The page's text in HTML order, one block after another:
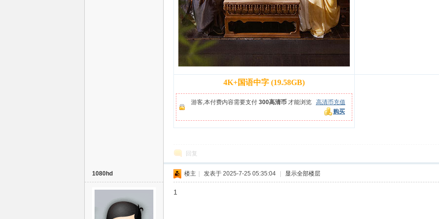
4K+国语中字 (19.58GB)
游客,本付费内容需要支付 300高清币才能浏览 高清币充值
购买
回复
1080hd 楼主 发表于 2025-7-25 05:35:04 显示全部楼层
1